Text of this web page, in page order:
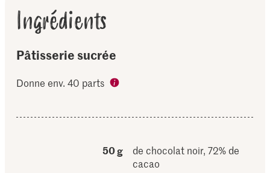
Ingrédients
Pâtisserie sucrée
Donne env. 40 parts
50 g
de chocolat noir, 72% de
cacao